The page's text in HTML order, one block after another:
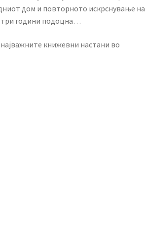
дом и повторното искрснување на
три години подоцна…
книжевни настани во